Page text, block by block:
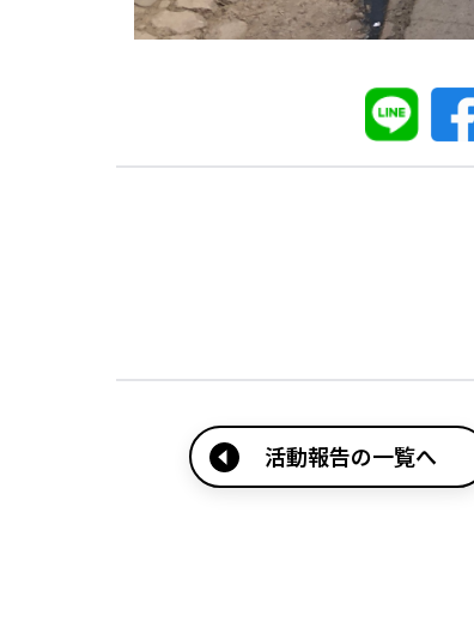
活動報告の一覧へ